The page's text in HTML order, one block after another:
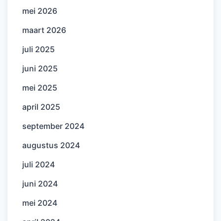
mei 2026
maart 2026
juli 2025
juni 2025
mei 2025
april 2025
september 2024
augustus 2024
juli 2024
juni 2024
mei 2024